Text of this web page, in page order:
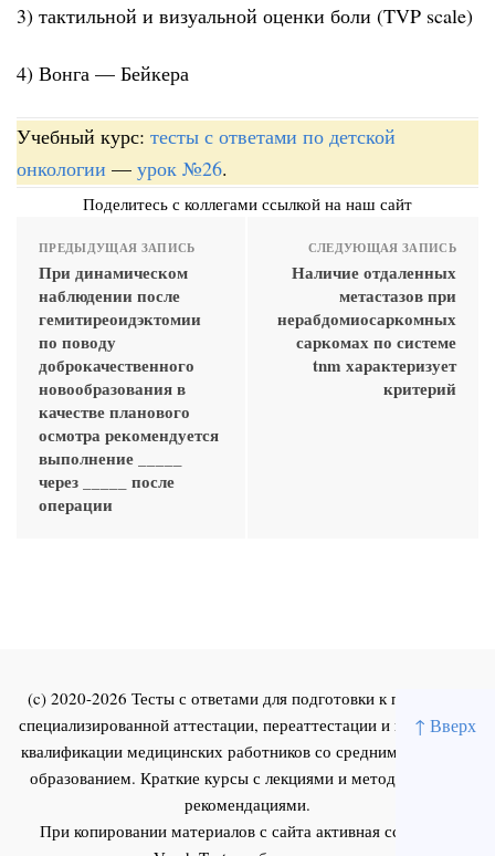
↑ Вверх
3) тактильной и визуальной оценки боли (TVP scale)
4) Вонга — Бейкера
Учебный курс: тесты с ответами по детской
онкологии — урок №26.
Поделитесь с коллегами ссылкой на наш сайт
ПРЕДЫДУЩАЯ ЗАПИСЬ
При динамическом
наблюдении после
гемитиреоидэктомии
по поводу
доброкачественного
новообразования в
качестве планового
осмотра рекомендуется
выполнение _____
через _____ после
операции
СЛЕДУЮЩАЯ ЗАПИСЬ
Наличие отдаленных
метастазов при
нерабдомиосаркомных
саркомах по системе
tnm характеризует
критерий
(c) 2020-2026 Тесты с ответами для подготовки к первичной
специализированной аттестации, переаттестации и повышения
квалификации медицинских работников со средним и высшим
образованием. Краткие курсы с лекциями и методическими
рекомендациями.
При копировании материалов с сайта активная ссылка на